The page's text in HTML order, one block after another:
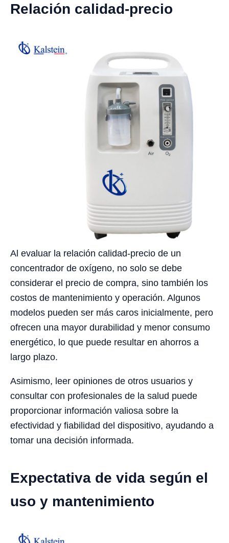
Relación calidad-precio
Al evaluar la relación calidad-precio de un
concentrador de oxígeno, no solo se debe
considerar el precio de compra, sino también los
costos de mantenimiento y operación. Algunos
modelos pueden ser más caros inicialmente, pero
ofrecen una mayor durabilidad y menor consumo
energético, lo que puede resultar en ahorros a
largo plazo.
Asimismo, leer opiniones de otros usuarios y
consultar con profesionales de la salud puede
proporcionar información valiosa sobre la
efectividad y fiabilidad del dispositivo, ayudando a
tomar una decisión informada.
Expectativa de vida según el
uso y mantenimiento